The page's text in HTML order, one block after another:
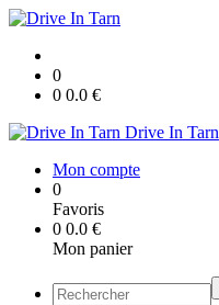
0
0 0.0 €
Drive In Tarn
Mon compte
0
Favoris
0 0.0 €
Mon panier